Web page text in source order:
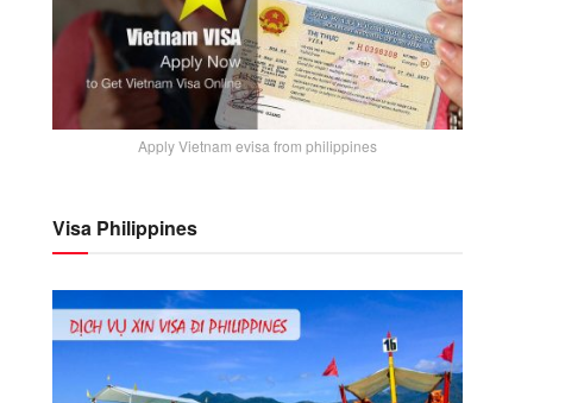
Apply Vietnam evisa from philippines
Visa Philippines